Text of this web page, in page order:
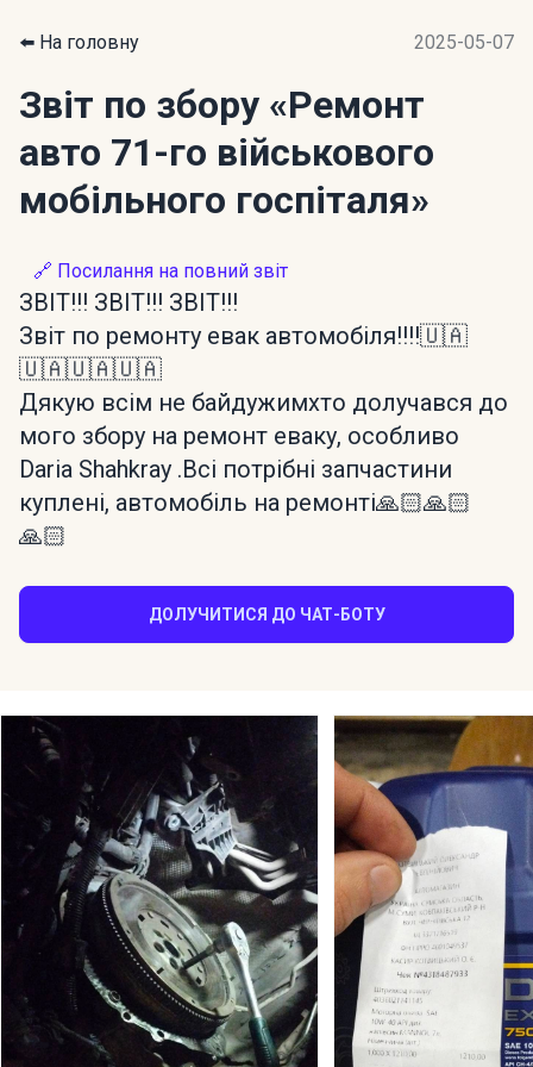
⬅️ На головну 2025-05-07
Звіт по збору «Ремонт
авто 71-го військового
мобільного госпіталя»
🔗 Посилання на повний звіт
ЗВІТ!!! ЗВІТ!!! ЗВІТ!!!
Звіт по ремонту евак автомобіля!!!!🇺🇦
🇺🇦🇺🇦🇺🇦
Дякую всім не байдужимхто долучався до
мого збору на ремонт еваку, особливо
Daria Shahkray .Всі потрібні запчастини
куплені, автомобіль на ремонті🙏🏻🙏🏻
🙏🏻
ДОЛУЧИТИСЯ ДО ЧАТ-БОТУ